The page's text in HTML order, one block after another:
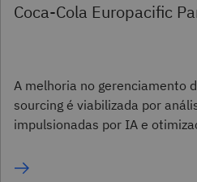
Coca-Cola Europacific
A melhoria no gerenciamento
sourcing é viabilizada por
impulsionadas por IA e